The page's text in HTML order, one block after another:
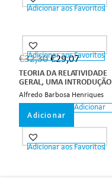
Adicionar aos Favoritos
Adicionar aos Favoritos
€32,30 €29,07
TEORIA DA RELATIVIDADE
GERAL, UMA INTRODUÇÃO
Alfredo Barbosa Henriques
Adicionar
Adicionar
Adicionar aos Favoritos